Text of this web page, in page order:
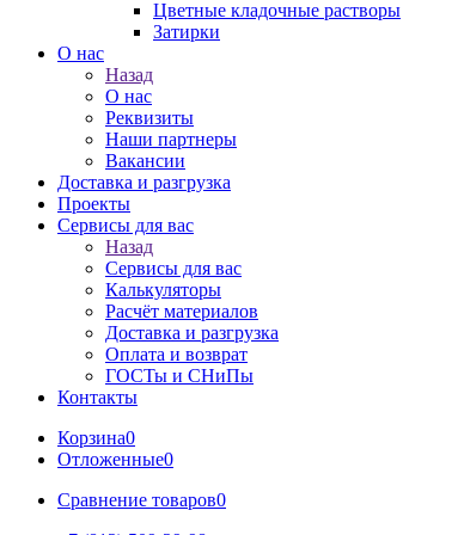
Цветные кладочные растворы
Затирки
О нас
Назад
О нас
Реквизиты
Наши партнеры
Вакансии
Доставка и разгрузка
Проекты
Сервисы для вас
Назад
Сервисы для вас
Калькуляторы
Расчёт материалов
Доставка и разгрузка
Оплата и возврат
ГОСТы и СНиПы
Контакты
Корзина0
Отложенные0
Сравнение товаров0